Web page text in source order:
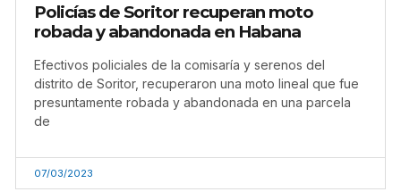
Policías de Soritor recuperan moto
robada y abandonada en Habana
Efectivos policiales de la comisaría y serenos del
distrito de Soritor, recuperaron una moto lineal que fue
presuntamente robada y abandonada en una parcela
de
07/03/2023